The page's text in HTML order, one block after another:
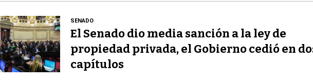
SENADO
El Senado dio media sanción a la ley de
propiedad privada, el Gobierno cedió en
capítulos